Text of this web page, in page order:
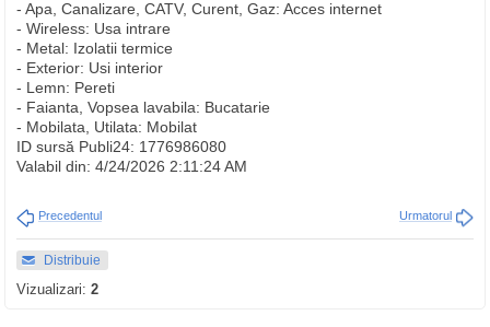
- Apa, Canalizare, CATV, Curent, Gaz: Acces internet
- Wireless: Usa intrare
- Metal: Izolatii termice
- Exterior: Usi interior
- Lemn: Pereti
- Faianta, Vopsea lavabila: Bucatarie
- Mobilata, Utilata: Mobilat
ID sursă Publi24: 1776986080
Valabil din: 4/24/2026 2:11:24 AM
Precedentul Urmatorul
Distribuie
Vizualizari: 2